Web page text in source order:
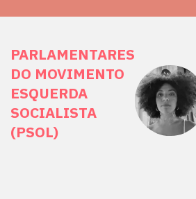
PARLAMENTARES
DO MOVIMENTO
ESQUERDA
SOCIALISTA
(PSOL)
Direitos
do Sul, SP)
Mulheres por +
Público abre